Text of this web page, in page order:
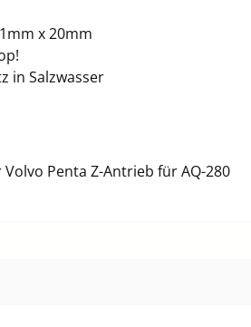
x 20mm
in Salzwasser
Penta Z-Antrieb für AQ-280